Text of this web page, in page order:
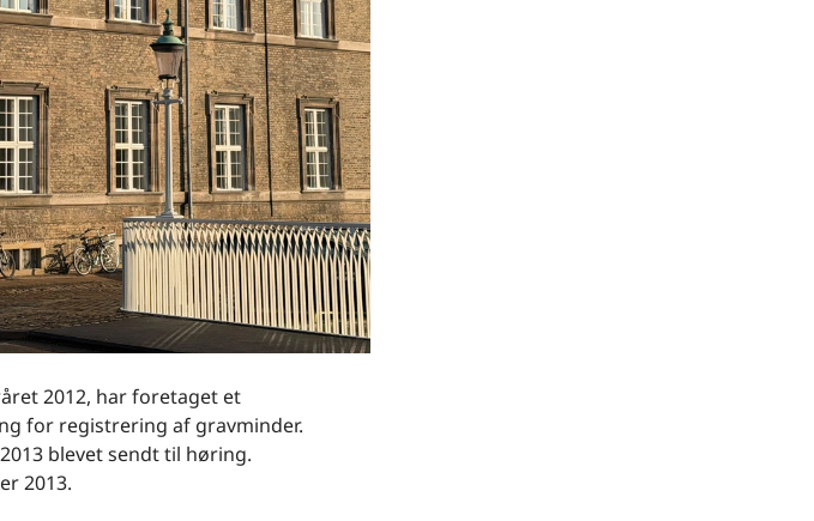
2012, har foretaget et
for registrering af gravminder.
blevet sendt til høring.
2013.